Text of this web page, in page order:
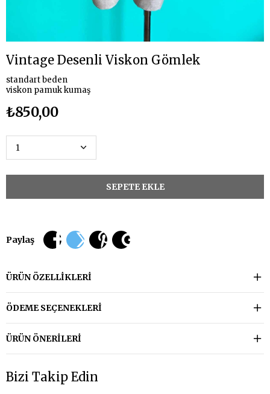
Vintage Desenli Viskon Gömlek
standart beden
viskon pamuk kumaş
₺850,00
Paylaş
ÜRÜN ÖZELLIKLERI
ÖDEME SEÇENEKLERI
ÜRÜN ÖNERILERI
Bizi Takip Edin